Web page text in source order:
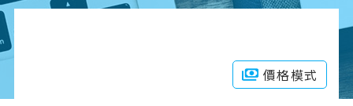
價格模式